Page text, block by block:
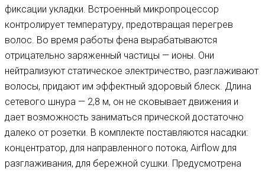
фиксации укладки. Встроенный микропроцессор
контролирует температуру, предотвращая перегрев
волос. Во время работы фена вырабатываются
отрицательно заряженный частицы — ионы. Они
нейтрализуют статическое электричество, разглаживают
волосы, придают им эффектный здоровый блеск. Длина
сетевого шнура — 2,8 м, он не сковывает движения и
дает возможность заниматься прической достаточно
далеко от розетки. В комплекте поставляются насадки:
концентратор, для направленного потока, Airflow для
разглаживания, для бережной сушки. Предусмотрена